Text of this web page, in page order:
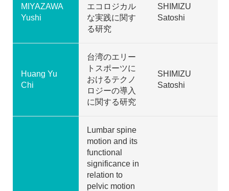
MIYAZAWA
Yushi
エコロジカル
な実践に関す
る研究
SHIMIZU
Satoshi
Huang Yu
Chi
台湾のエリー
トスポーツに
おけるテクノ
ロジーの導入
に関する研究
SHIMIZU
Satoshi
Lumbar spine
motion and its
functional
significance in
relation to
pelvic motion